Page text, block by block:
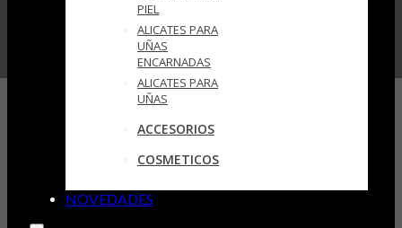
PIEL
ALICATES PARA
UÑAS
ENCARNADAS
ALICATES PARA
UÑAS
ACCESORIOS
COSMETICOS
NOVEDADES